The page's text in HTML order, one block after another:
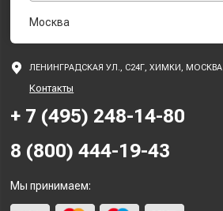
Москва
ЛЕНИНГРАДСКАЯ УЛ., С24Г, ХИМКИ, МОСКВА
Контакты
+ 7 (495) 248-14-80
8 (800) 444-19-43
Мы принимаем: